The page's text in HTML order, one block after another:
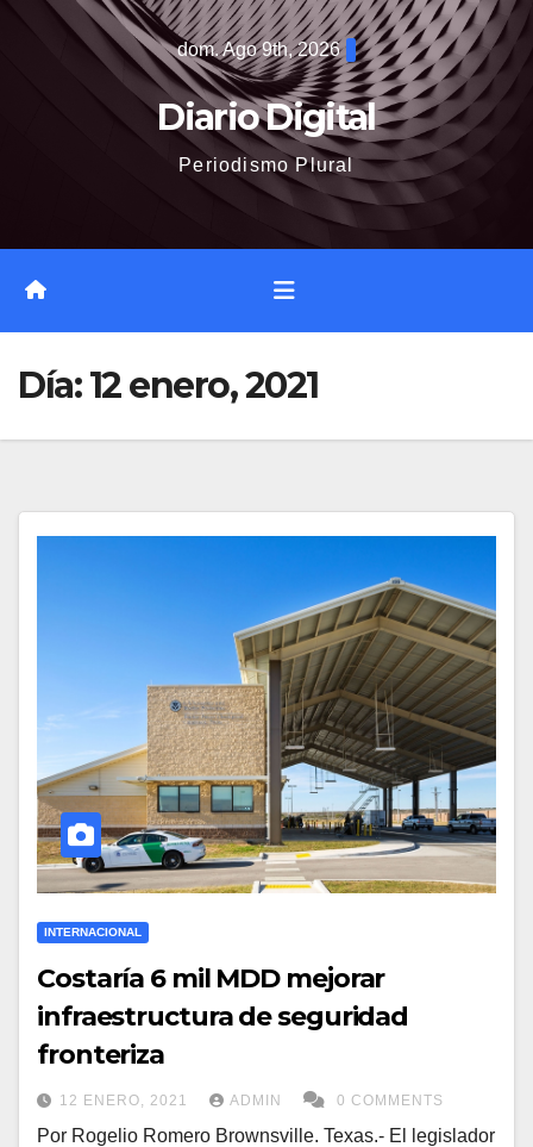
dom. Ago 9th, 2026
Diario Digital
Periodismo Plural
Día:12 enero, 2021
INTERNACIONAL
Costaría 6 mil MDD mejorar
infraestructura de seguridad
fronteriza
12 ENERO, 2021 ADMIN 0 COMMENTS
Por Rogelio Romero Brownsville. Texas.- El legislador